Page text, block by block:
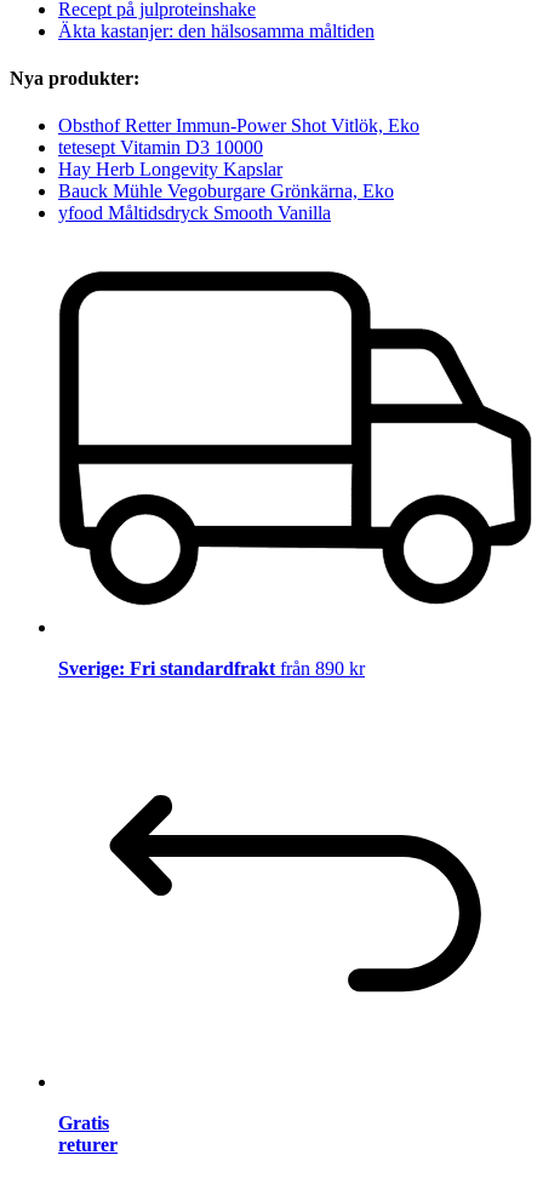
Recept på julproteinshake
Äkta kastanjer: den hälsosamma måltiden
Nya produkter:
Obsthof Retter Immun-Power Shot Vitlök, Eko
tetesept Vitamin D3 10000
Hay Herb Longevity Kapslar
Bauck Mühle Vegoburgare Grönkärna, Eko
yfood Måltidsdryck Smooth Vanilla
Sverige: Fri standardfrakt från 890 kr
Gratis
returer